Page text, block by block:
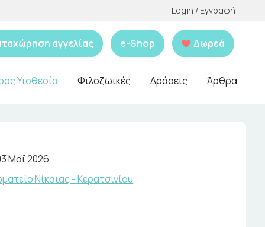
Login / Εγγραφή
αγγελίας e-Shop Δωρεά
Υιοθεσία Φιλοζωικές Δράσεις Άρθρα
Μαΐ 2026
Νίκαιας - Κερατσινίου